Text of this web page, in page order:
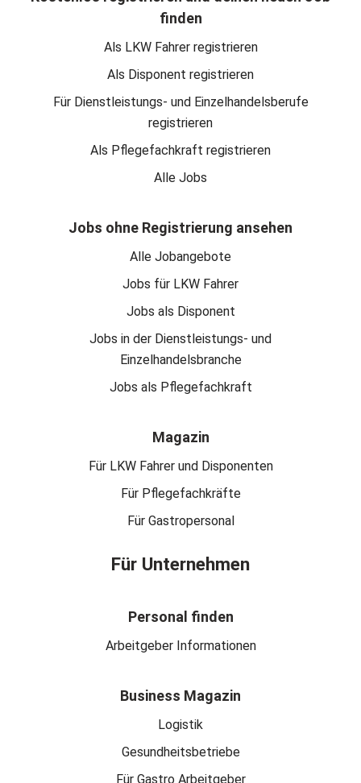
finden
Als LKW Fahrer registrieren
Als Disponent registrieren
Für Dienstleistungs- und Einzelhandelsberufe
registrieren
Als Pflegefachkraft registrieren
Alle Jobs
Jobs ohne Registrierung ansehen
Alle Jobangebote
Jobs für LKW Fahrer
Jobs als Disponent
Jobs in der Dienstleistungs- und
Einzelhandelsbranche
Jobs als Pflegefachkraft
Magazin
Für LKW Fahrer und Disponenten
Für Pflegefachkräfte
Für Gastropersonal
Für Unternehmen
Personal finden
Arbeitgeber Informationen
Business Magazin
Logistik
Gesundheitsbetriebe
Für Gastro Arbeitgeber